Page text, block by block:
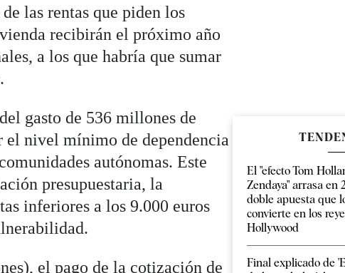
las rentas que piden los
recibirán el próximo año
a los que habría que sumar
gasto de 536 millones de
el nivel mínimo de dependencia
autónomas. Este
presupuestaria, la
inferiores a los 9.000 euros
el pago de la cotización de
El "efecto Tom
Zendaya" arrasa en
doble apuesta que
convierte en los
Hollywood
Final explicado de